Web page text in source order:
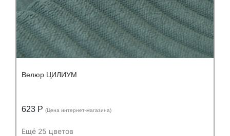
Велюр ЦИЛИУМ
623 Р (Цена интернет-магазина)
Ещё 25 цветов